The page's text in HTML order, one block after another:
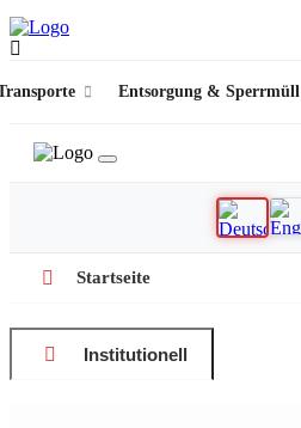
Entsorgung & Sperrmüll
Startseite
Institutionell